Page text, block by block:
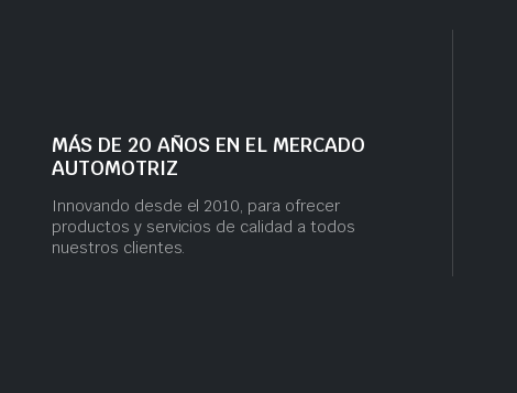
MÁS DE 20 AÑOS EN EL MERCADO
AUTOMOTRIZ
Innovando desde el 2010, para ofrecer
productos y servicios de calidad a todos
nuestros clientes.